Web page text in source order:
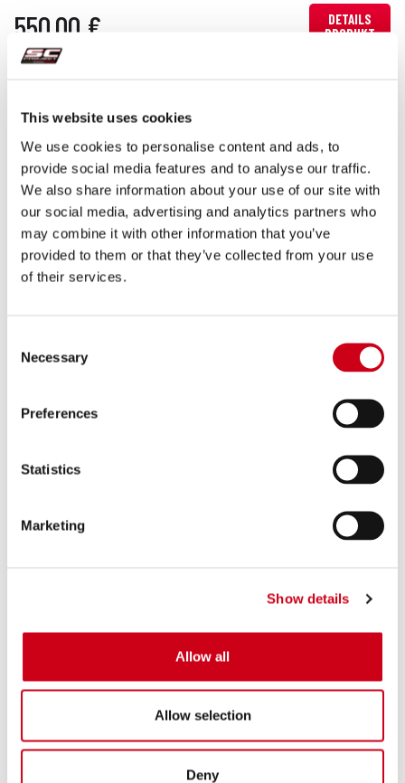
This website uses cookies
We use cookies to personalise content and ads, to
provide social media features and to analyse our traffic.
We also share information about your use of our site with
our social media, advertising and analytics partners who
may combine it with other information that you’ve
provided to them or that they’ve collected from your use
of their services.
Selection
Necessary
Preferences
Statistics
Marketing
Show details
Allow all
Allow selection
Deny
550,00 €
DETAILS
PRODUKT
Titan SC1-X Schalldämpfer (in zwei
Positionen montierbar*)
570,00 €
DETAILS
Kohlefaser SC1-X Schalldämpfer (in zwei
PRODUKT